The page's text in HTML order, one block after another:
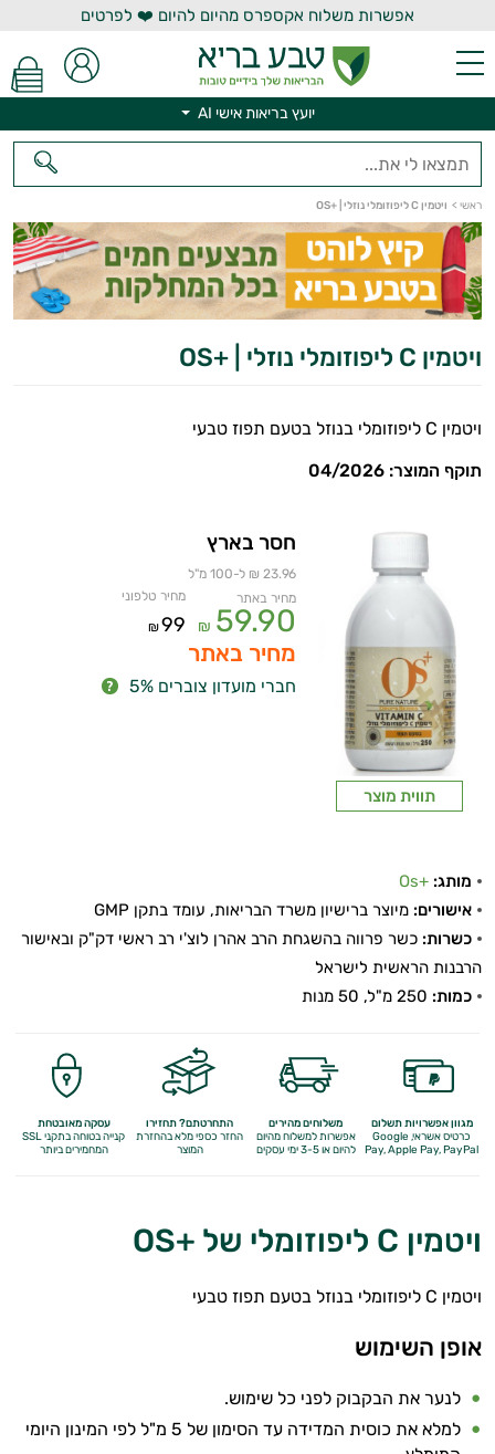
אפשרות משלוח אקספרס מהיום להיום ❤️ לפרטים
יועץ בריאות אישי AI
ראשי > ויטמין C ליפוזומלי נוזלי | +OS
ויטמין C ליפוזומלי נוזלי | +OS
ויטמין C ליפוזומלי בנוזל בטעם תפוז טבעי
תוקף המוצר: 04/2026
תווית מוצר
חסר בארץ
23.96 ₪ ל-100 מ"ל
מחיר באתר
59.90
₪
מחיר טלפוני
99
₪
מחיר באתר
חברי מועדון צוברים 5%
מותג: +Os
אישורים: מיוצר ברישיון משרד הבריאות, עומד בתקן GMP
כשרות: כשר פרווה בהשגחת הרב אהרן לוצ'י רב ראשי דק"ק ובאישור
הרבנות הראשית לישראל
כמות:
מגוון אפשרויות תשלום
כרטיס אשראי, Google
Pay,Apple Pay, PayPal
משלוחים מהירים
אפשרות למשלוח מהיום
להיום או 3-5 ימי עסקים
התחרטתם? תחזירו
החזר כספי מלאבהחזרת
המוצר
עסקה מאובטחת
קנייה בטוחה בתקני SSL
המחמירים ביותר
ויטמין C ליפוזומלי של +OS
ויטמין C ליפוזומלי בנוזל בטעם תפוז טבעי
אופן השימוש
לנער את הבקבוק לפני כל שימוש.
למלא את כוסית המדידה עד הסימון של 5 מ"ל לפי המינון היומי
יועץ בריאות אישי AI